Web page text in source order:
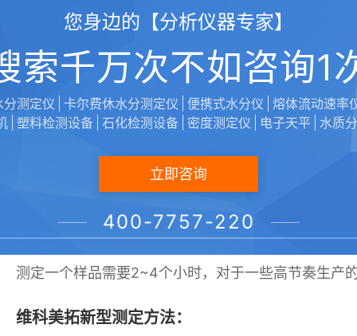
维科美拓小课堂
烘干法检测原理：
烘干法即加热失重法，是采用物理分析方法测定水
最终计算得出水分含量值。
传统的水分测定方法是烘箱法，是利用电子天平将
测定一个样品需要2~4个小时，对于一些高节奏生产
维科美拓新型测定方法：
您身边的【分析仪器专家】
索千万次不如咨询1
分测定仪 卡尔费休水分测定仪 便携式水分仪 熔体流动速率
塑料检测设备 石化检测设备 密度测定仪 电子天平 水质
立即咨询
400-7757-220